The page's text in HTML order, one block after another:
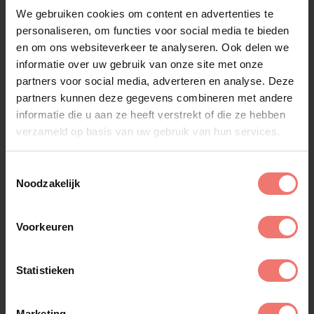
We gebruiken cookies om content en advertenties te
personaliseren, om functies voor social media te bieden
en om ons websiteverkeer te analyseren. Ook delen we
informatie over uw gebruik van onze site met onze
partners voor social media, adverteren en analyse. Deze
partners kunnen deze gegevens combineren met andere
informatie die u aan ze heeft verstrekt of die ze hebben
verzameld op basis van uw gebruik van hun services.
Noodzakelijk
Voorkeuren
Statistieken
met haar zus het duo “Chess” opricht. Hun
opvallende sound wordt regelmatig vergeleken
met Abba en in die stijl brengen zij diverse top 40
hitsingles uit. Een grote liefde van Petra is de
wereld van de musical. Om de overstap naar het
theater te kunnen maken bekwaamt zij zich
uitgebreid op het gebied van zang, dans en
acteren. Het levert haar begin jaren negentig
mooie rollen op in de musicals ”Sweeney Todd”,
“The Beauty and the Beast” en ‘The Sound of
Music’.
Petra Berger Boeken
partner voor het
, bands, acts &
coverbands. Wil jij weten of Petra Berger nog te